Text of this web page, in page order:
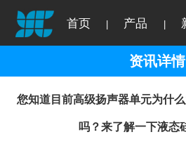
首页 产品
资讯详情
您知道目前高级扬声器单元为什
吗？来了解一下液态